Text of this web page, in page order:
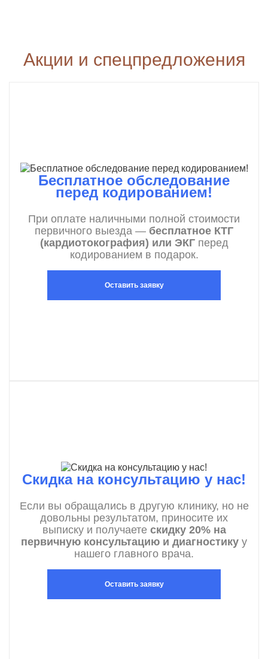
Акции и спецпредложения
Бесплатное обследование
перед кодированием!
При оплате наличными полной стоимости
первичного выезда — бесплатное КТГ
(кардиотокография) или ЭКГперед
кодированием в подарок.
Оставить заявку
Скидка на консультацию у нас!
Если вы обращались в другую клинику, но не
довольны результатом, приносите их
выписку и получаете скидку 20% на
первичную консультацию и диагностику у
нашего главного врача.
Оставить заявку